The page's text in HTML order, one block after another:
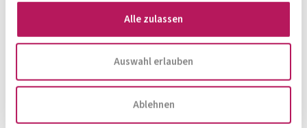
Alle zulassen
Auswahl erlauben
Ablehnen
Mehr Informationen unter:Kinderhilfe Haus Graz